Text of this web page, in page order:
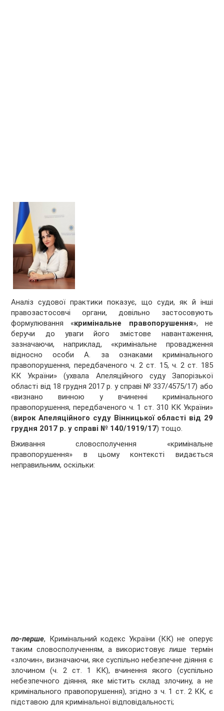
Аналіз судової практики показує, що суди, як й інші
правозастосовчі органи, довільно застосовують
формулювання «кримінальне правопорушення», не
беручи до уваги його змістове навантаження,
зазначаючи, наприклад, «кримінальне провадження
відносно особи А. за ознаками кримінального
правопорушення, передбаченого ч. 2 ст. 15, ч. 2 ст. 185
КК України» (ухвала Апеляційного суду Запорізької
області від 18 грудня 2017 р. у справі № 337/4575/17) або
«визнано винною у вчиненні кримінального
правопорушення, передбаченого ч. 1 ст. 310 КК України»
(вирок Апеляційного суду Вінницької області від 29
грудня 2017 р. у справі № 140/1919/17) тощо.
Вживання словосполучення «кримінальне
правопорушення» в цьому контексті видається
неправильним, оскільки:
по-перше, Кримінальний кодекс України (КК) не оперує
таким словосполученням, а використовує лише термін
«злочин», визначаючи, яке суспільно небезпечне діяння є
злочином (ч. 2 ст. 1 КК), вчинення якого (суспільно
небезпечного діяння, яке містить склад злочину, а не
кримінального правопорушення), згідно з ч. 1 ст. 2 КК, є
підставою для кримінальної відповідальності;